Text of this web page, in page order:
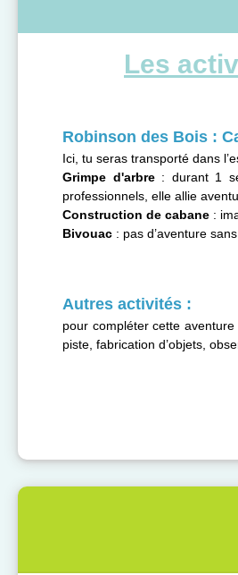
Les
Robinson des Bois :
Ici, tu seras transporté dans
Grimpe d'arbre: durant 1
professionnels, elle allie
Construction de cabane :
Bivouac : pas d’aventure
Autres activités :
pour compléter cette
piste, fabrication d’objets,